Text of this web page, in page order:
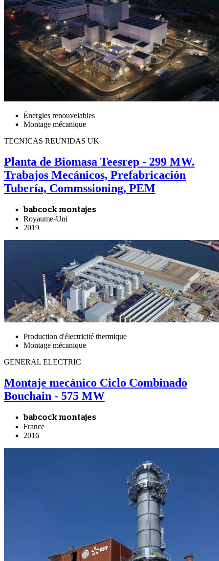
Énergies renouvelables
Montage mécanique
TECNICAS REUNIDAS UK
Planta de Biomasa Teesrep - 299 MW.
Trabajos Mecánicos, Prefabricación
Tubería, Commssioning, PEM
babcock montajes
Royaume-Uni
2019
Production d'électricité thermique
Montage mécanique
GENERAL ELECTRIC
Montaje mecánico Ciclo Combinado
Bouchain - 575 MW
babcock montajes
France
2016